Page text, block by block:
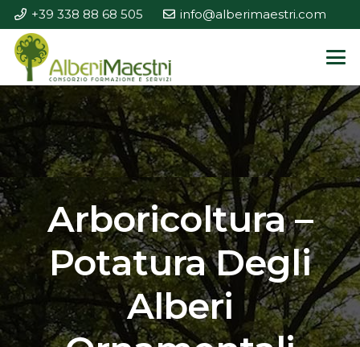
+39 338 88 68 505 info@alberimaestri.com
Arboricoltura –
Potatura Degli
Alberi